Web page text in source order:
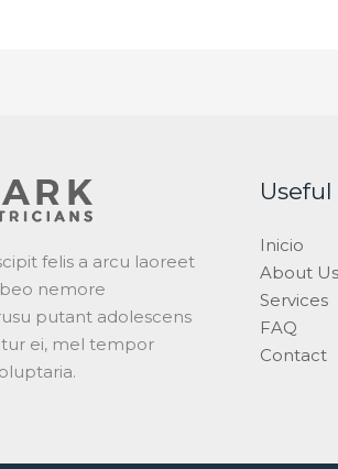
felis a arcu laoreet
nemore
putant adolescens
ei, mel tempor
Inicio
About Us
Services
FAQ
Contact